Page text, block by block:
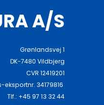
A/S
Grønlandsvej 1
DK-7480 Vildbjerg
CVR 12419201
eksportnr. 34179816
Tlf.: +45 97 13 32 44